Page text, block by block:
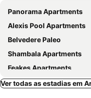
Panorama Apartments
Alexis Pool Apartments
Belvedere Paleo
Shambala Apartments
Feakes Apartments
ASPASIA APARTMENTS
Ver todas as estadias em